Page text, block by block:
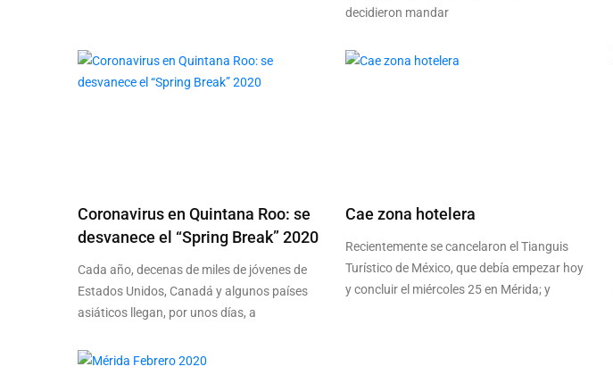
decidieron mandar
Coronavirus en Quintana Roo: se
desvanece el “Spring Break” 2020
Cada año, decenas de miles de jóvenes de
Estados Unidos, Canadá y algunos países
asiáticos llegan, por unos días, a
Cae zona hotelera
Recientemente se cancelaron el Tianguis
Turístico de México, que debía empezar hoy
y concluir el miércoles 25 en Mérida; y